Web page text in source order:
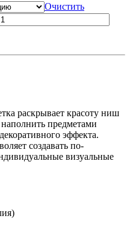
Очистить
Количество
раскрывает красоту ниш
предметами
эффекта.
создавать по-
визуальные